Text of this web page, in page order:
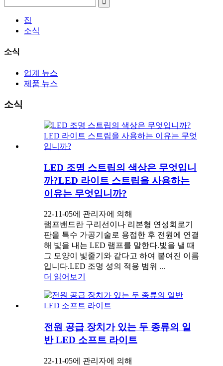
집
소식
소식
업계 뉴스
제품 뉴스
소식
LED 조명 스트립의 색상은 무엇입니
까?LED 라이트 스트립을 사용하는
이유는 무엇입니까?
22-11-05에 관리자에 의해
램프밴드란 구리선이나 리본형 연성회로기
판을 특수 가공기술로 용접한 후 전원에 연결
해 빛을 내는 LED 램프를 말한다.빛을 낼 때
그 모양이 빛줄기와 같다고 하여 붙여진 이름
입니다.LED 조명 성의 적용 범위 ...
더 읽어보기
전원 공급 장치가 있는 두 종류의 일
반 LED 소프트 라이트
22-11-05에 관리자에 의해